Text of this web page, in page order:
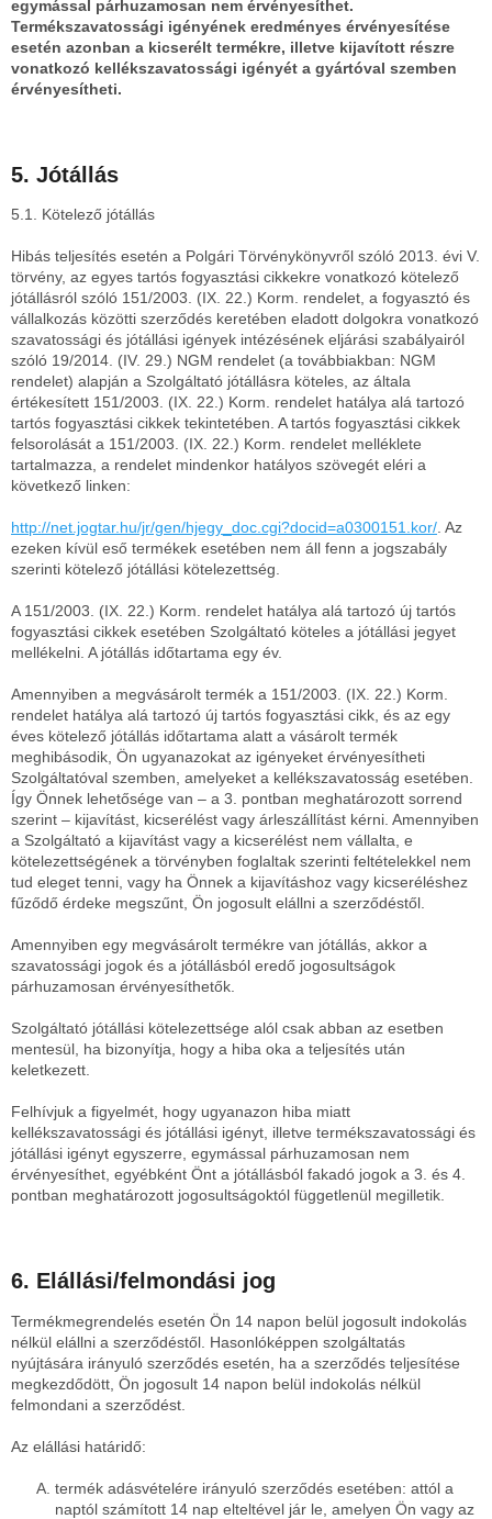
egymással párhuzamosan nem érvényesíthet.
Termékszavatossági igényének eredményes érvényesítése
esetén azonban a kicserélt termékre, illetve kijavított részre
vonatkozó kellékszavatossági igényét a gyártóval szemben
érvényesítheti.
5. Jótállás
5.1. Kötelező jótállás
Hibás teljesítés esetén a Polgári Törvénykönyvről szóló 2013. évi V.
törvény, az egyes tartós fogyasztási cikkekre vonatkozó kötelező
jótállásról szóló 151/2003. (IX. 22.) Korm. rendelet, a fogyasztó és
vállalkozás közötti szerződés keretében eladott dolgokra vonatkozó
szavatossági és jótállási igények intézésének eljárási szabályairól
szóló 19/2014. (IV. 29.) NGM rendelet (a továbbiakban: NGM
rendelet) alapján a Szolgáltató jótállásra köteles, az általa
értékesített 151/2003. (IX. 22.) Korm. rendelet hatálya alá tartozó
tartós fogyasztási cikkek tekintetében. A tartós fogyasztási cikkek
felsorolását a 151/2003. (IX. 22.) Korm. rendelet melléklete
tartalmazza, a rendelet mindenkor hatályos szövegét eléri a
következő linken:
http://net.jogtar.hu/jr/gen/hjegy_doc.cgi?docid=a0300151.kor/ . Az
ezeken kívül eső termékek esetében nem áll fenn a jogszabály
szerinti kötelező jótállási kötelezettség.
A 151/2003. (IX. 22.) Korm. rendelet hatálya alá tartozó új tartós
fogyasztási cikkek esetében Szolgáltató köteles a jótállási jegyet
mellékelni. A jótállás időtartama egy év.
Amennyiben a megvásárolt termék a 151/2003. (IX. 22.) Korm.
rendelet hatálya alá tartozó új tartós fogyasztási cikk, és az egy
éves kötelező jótállás időtartama alatt a vásárolt termék
meghibásodik, Ön ugyanazokat az igényeket érvényesítheti
Szolgáltatóval szemben, amelyeket a kellékszavatosság esetében.
Így Önnek lehetősége van – a 3. pontban meghatározott sorrend
szerint – kijavítást, kicserélést vagy árleszállítást kérni. Amennyiben
a Szolgáltató a kijavítást vagy a kicserélést nem vállalta, e
kötelezettségének a törvényben foglaltak szerinti feltételekkel nem
tud eleget tenni, vagy ha Önnek a kijavításhoz vagy kicseréléshez
fűződő érdeke megszűnt, Ön jogosult elállni a szerződéstől.
Amennyiben egy megvásárolt termékre van jótállás, akkor a
szavatossági jogok és a jótállásból eredő jogosultságok
párhuzamosan érvényesíthetők.
Szolgáltató jótállási kötelezettsége alól csak abban az esetben
mentesül, ha bizonyítja, hogy a hiba oka a teljesítés után
keletkezett.
Felhívjuk a figyelmét, hogy ugyanazon hiba miatt
kellékszavatossági és jótállási igényt, illetve termékszavatossági és
jótállási igényt egyszerre, egymással párhuzamosan nem
érvényesíthet, egyébként Önt a jótállásból fakadó jogok a 3. és 4.
pontban meghatározott jogosultságoktól függetlenül megilletik.
6. Elállási/felmondási jog
Termékmegrendelés esetén Ön 14 napon belül jogosult indokolás
nélkül elállni a szerződéstől. Hasonlóképpen szolgáltatás
nyújtására irányuló szerződés esetén, ha a szerződés teljesítése
megkezdődött, Ön jogosult 14 napon belül indokolás nélkül
felmondani a szerződést.
Az elállási határidő:
termék adásvételére irányuló szerződés esetében: attól a
naptól számított 14 nap elteltével jár le, amelyen Ön vagy az